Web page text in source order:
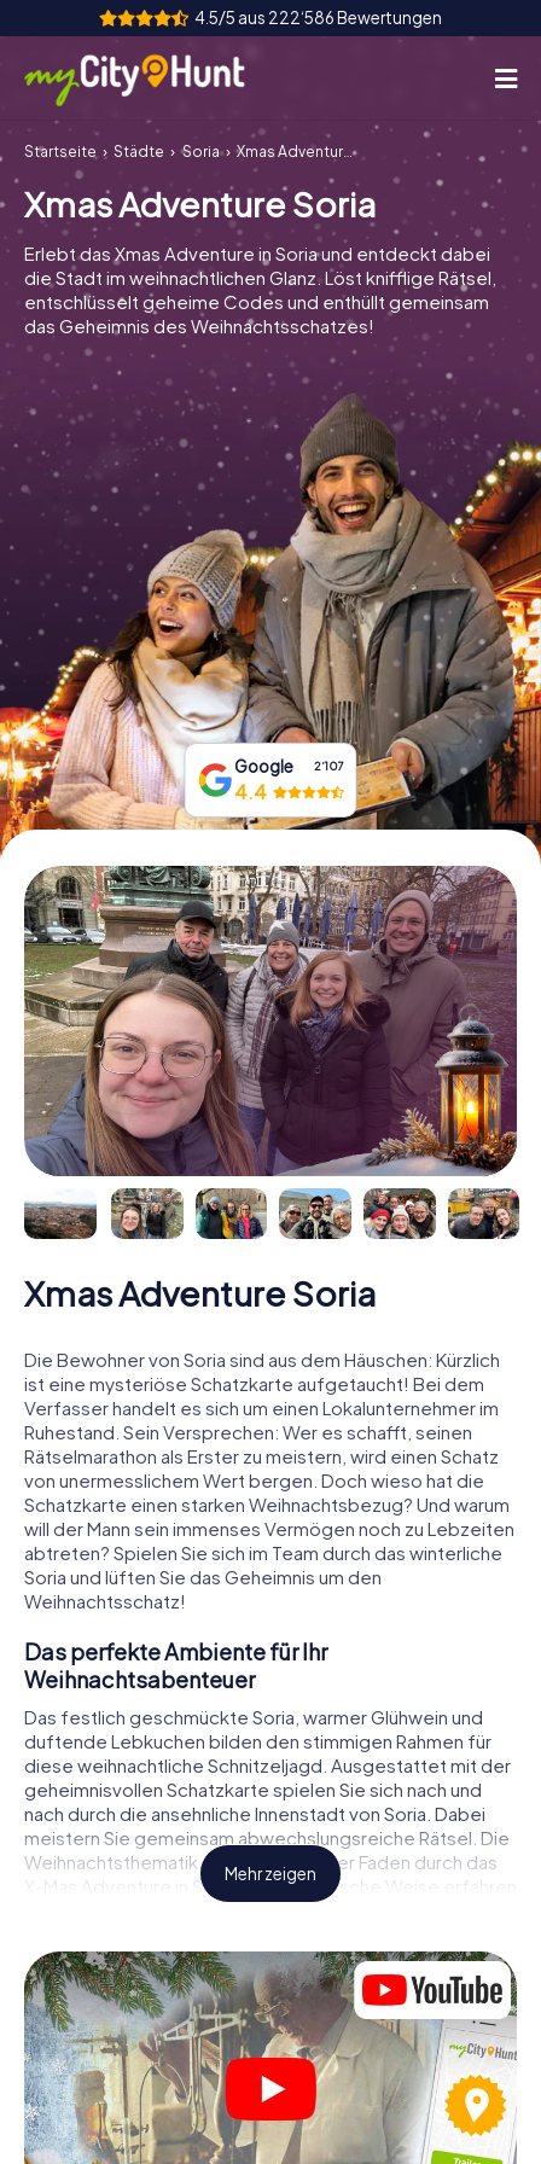
4.5/5 aus 222‘586 Bewertungen
So funktioniert's
Städte
Touren
Teamevent
Tickets
INT AT CH
DE
ES
FR UK
IE
Tickets buchen
Gutscheine bestellen
Startseite Städte Soria Xmas Adventure Soria
Xmas Adventure Soria
Erlebt das Xmas Adventure in Soria und entdeckt dabei
die Stadt im weihnachtlichen Glanz. Löst knifflige Rätsel,
entschlüsselt geheime Codes und enthüllt gemeinsam
das Geheimnis des Weihnachtsschatzes!
Google 2‘107
4.4
Xmas Adventure Soria
Die Bewohner von Soria sind aus dem Häuschen: Kürzlich
ist eine mysteriöse Schatzkarte aufgetaucht! Bei dem
Verfasser handelt es sich um einen Lokalunternehmer im
Ruhestand. Sein Versprechen: Wer es schafft, seinen
Rätselmarathon als Erster zu meistern, wird einen Schatz
von unermesslichem Wert bergen. Doch wieso hat die
Schatzkarte einen starken Weihnachtsbezug? Und warum
will der Mann sein immenses Vermögen noch zu Lebzeiten
abtreten? Spielen Sie sich im Team durch das winterliche
Soria und lüften Sie das Geheimnis um den
Weihnachtsschatz!
Das perfekte Ambiente für Ihr
Weihnachtsabenteuer
Das festlich geschmückte Soria, warmer Glühwein und
duftende Lebkuchen bilden den stimmigen Rahmen für
diese weihnachtliche Schnitzeljagd. Ausgestattet mit der
geheimnisvollen Schatzkarte spielen Sie sich nach und
nach durch die ansehnliche Innenstadt von Soria. Dabei
meistern Sie gemeinsam abwechslungsreiche Rätsel. Die
Weihnachtsthematik zieht sich als roter Faden durch das
X-Mas Adventure in Soria. Auf spielerische Weise erfahren
Sie faszinierende Anekdoten rund um das nahende
richtig zu deuten und anderen Schatzsuchern stets einen
Schritt voraus zu sein?
Der Weihnachtsmarkt von Soria als
Zwischenstopp
Stellen Sie ein kompetentes Team aus Freunden oder
Familienmitgliedern zusammen und begeben Sie sich
gemeinsam auf eine weihnachtliche Rätseltour durch
Mehr zeigen